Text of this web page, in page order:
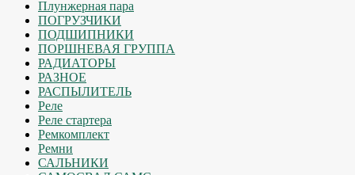
Плунжерная пара
ПОГРУЗЧИКИ
ПОДШИПНИКИ
ПОРШНЕВАЯ ГРУППА
РАДИАТОРЫ
РАЗНОЕ
РАСПЫЛИТЕЛЬ
Реле
Реле стартера
Ремкомплект
Ремни
САЛЬНИКИ